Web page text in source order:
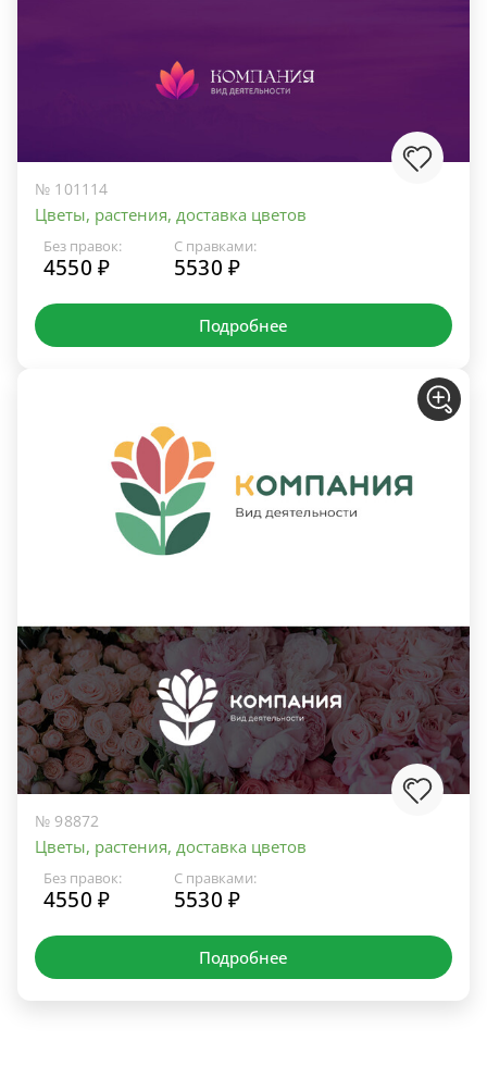
№ 101114
Цветы, растения, доставка цветов
Без правок:
4550 ₽
С правками:
5530 ₽
Подробнее
№ 98872
Цветы, растения, доставка цветов
Без правок:
4550 ₽
С правками:
5530 ₽
Подробнее